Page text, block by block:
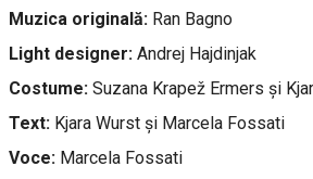
Muzica originală: Ran Bagno
Light designer: Andrej Hajdinjak
Costume: Suzana Krapež Ermers și
Text: Kjara Wurst și Marcela Fossati
Voce: Marcela Fossati